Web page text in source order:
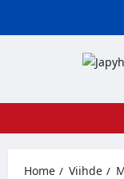
Home Viihde